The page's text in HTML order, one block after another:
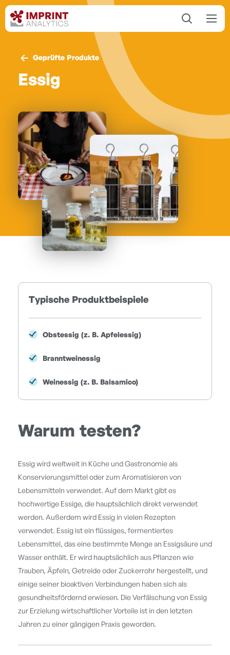
Geprüfte Produkte
Essig
Warum testen?
Essig wird weltweit in Küche und Gastronomie als
Konservierungsmittel oder zum Aromatisieren von
Lebensmitteln verwendet. Auf dem Markt gibt es
hochwertige Essige, die hauptsächlich direkt verwendet
werden. Außerdem wird Essig in vielen Rezepten
verwendet. Essig ist ein flüssiges, fermentiertes
Lebensmittel, das eine bestimmte Menge an Essigsäure und
Wasser enthält. Er wird hauptsächlich aus Pflanzen wie
Trauben, Äpfeln, Getreide oder Zuckerrohr hergestellt, und
einige seiner bioaktiven Verbindungen haben sich als
gesundheitsfördernd erwiesen. Die Verfälschung von Essig
zur Erzielung wirtschaftlicher Vorteile ist in den letzten
Jahren zu einer gängigen Praxis geworden.
Typische Produktbeispiele
Obstessig (z. B. Apfelessig)
Branntweinessig
Weinessig (z. B. Balsamico)